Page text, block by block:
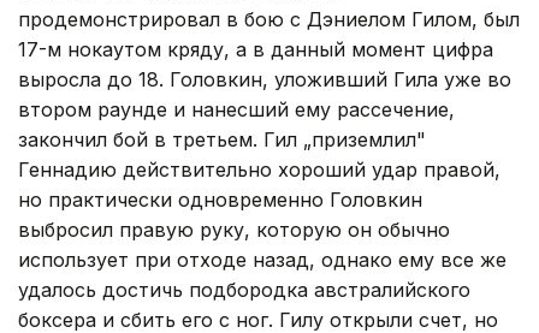
продемонстрировал в бою с Дэниелом Гилом, был
17-м нокаутом кряду, а в данный момент цифра
выросла до 18. Головкин, уложивший Гила уже во
втором раунде и нанесший ему рассечение,
закончил бой в третьем. Гил „приземлил"
Геннадию действительно хороший удар правой,
но практически одновременно Головкин
выбросил правую руку, которую он обычно
использует при отходе назад, однако ему все же
удалось достичь подбородка австралийского
боксера и сбить его с ног. Гилу открыли счет, но